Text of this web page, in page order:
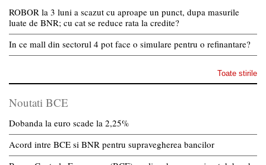
ROBOR la 3 luni a scazut cu aproape un punct, dupa masurile
luate de BNR; cu cat se reduce rata la credite?
In ce mall din sectorul 4 pot face o simulare pentru o refinantare?
Toate stirile
Noutati BCE
Dobanda la euro scade la 2,25%
Acord intre BCE si BNR pentru supravegherea bancilor